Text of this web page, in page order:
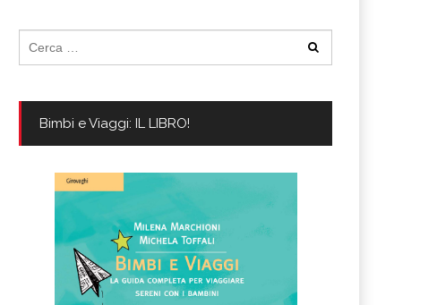
per:
Bimbi e Viaggi: IL LIBRO!